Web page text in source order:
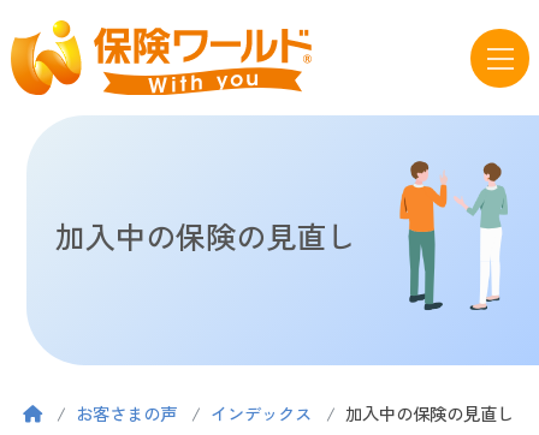
加入中の保険の見直し
お客さまの声 インデックス 加入中の保険の見直し